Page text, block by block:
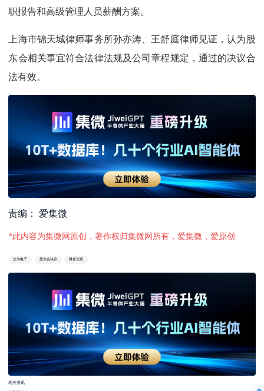
职报告和高级管理人员薪酬方案。
上海市锦天城律师事务所孙亦涛、王舒庭律师见证，认为股
东会相关事宜符合法律法规及公司章程规定，通过的决议合
法有效。
责编： 爱集微
*此内容为集微网原创，著作权归集微网所有，爱集微，爱原创
艾为电子 股东会决议 财务议案
相关资讯